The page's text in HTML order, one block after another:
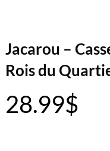
Jacarou –
Rois du
28.99$